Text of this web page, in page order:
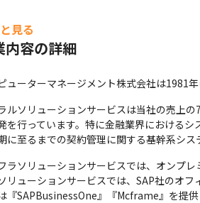
見る
内容の詳細
ューターマネージメント株式会社は1981
ルソリューションサービスは当社の売上
を行っています。特に金融業界における
に至るまでの契約管理に関する基幹系シス
ラソリューションサービスでは、オンプ
リューションサービスでは、SAP社のオ
『SAPBusinessOne』『Mcframe』を提